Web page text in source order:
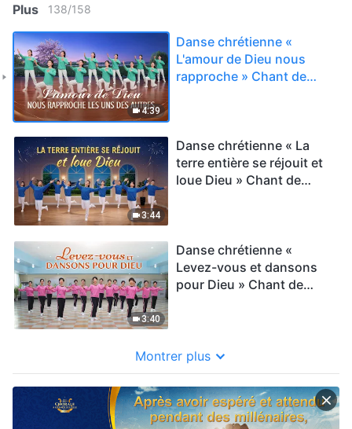
Plus 138/158
4:39
Danse chrétienne «
L'amour de Dieu nous
rapproche » Chant de
3:44
Danse chrétienne « La
terre entière se réjouit et
loue Dieu » Chant de
3:40
Danse chrétienne «
Levez-vous et dansons
pour Dieu » Chant de
Montrer plus